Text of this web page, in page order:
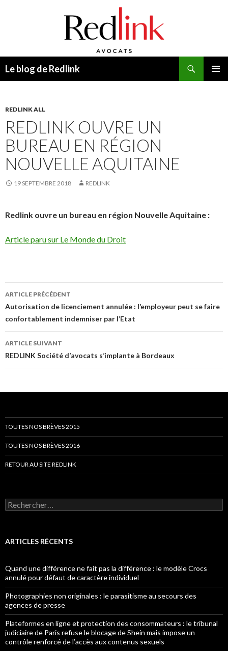
Le blog de Redlink
REDLINK ALL
REDLINK OUVRE UN
BUREAU EN RÉGION
NOUVELLE AQUITAINE
19 SEPTEMBRE 2018 REDLINK
Redlink ouvre un bureau en région Nouvelle Aquitaine :
Article paru sur Le Monde du Droit
Navigation
des
articles
ARTICLE PRÉCÉDENT
Autorisation de licenciement annulée : l’employeur peut se faire
confortablement indemniser par l’Etat
ARTICLE SUIVANT
REDLINK Société d’avocats s’implante à Bordeaux
TOUTES NOS BRÈVES 2015
TOUTES NOS BRÈVES 2016
RETOUR AU SITE REDLINK
Rechercher :
ARTICLES RÉCENTS
Quand une différence ne fait pas la différence : le modèle Crocs
annulé pour défaut de caractère individuel
Photographies non originales : le parasitisme au secours des
agences de presse
Plateformes en ligne et protection des consommateurs : le tribunal
judiciaire de Paris refuse le blocage de Shein mais impose un
contrôle renforcé de l’accès aux contenus sexuels